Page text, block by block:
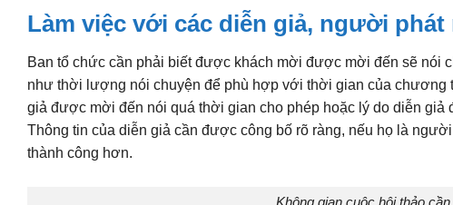
Làm việc với các diễn giả, người
Ban tổ chức cần phải biết được khách mời được mời đến sẽ nói
như thời lượng nói chuyện để phù hợp với thời gian của
giả được mời đến nói quá thời gian cho phép hoặc lý do diễn giả
Thông tin của diễn giả cần được công bố rõ ràng, nếu họ là
thành công hơn.
Không gian cuộc hội thảo